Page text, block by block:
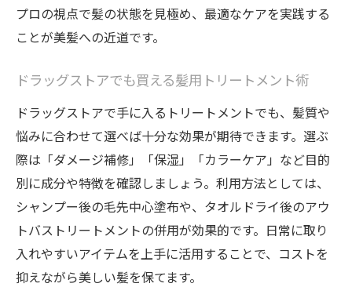
ヘアカラー後のパサつきを抑える対策
トリートメントと髪質の関係を徹底解説
性
ヘアカラーと髪質の相性を考慮したケア術
トリートメントが髪内部に与える影響
髪とトリートメントの基礎知識を学ぼう
おすすめトリートメントと髪質改善の関係
プロが解説する髪質ごとのケアポイント
洗い流すタイプのトリートメント活用法
洗い流すトリートメントの正しい使い方
プロの視点で髪の状態を見極め、最適なケアを実践する
ことが美髪への近道です。
ドラッグストアでも買える髪用トリートメント術
ドラッグストアで手に入るトリートメントでも、髪質や
悩みに合わせて選べば十分な効果が期待できます。選ぶ
際は「ダメージ補修」「保湿」「カラーケア」など目的
別に成分や特徴を確認しましょう。利用方法としては、
シャンプー後の毛先中心塗布や、タオルドライ後のアウ
トバストリートメントの併用が効果的です。日常に取り
入れやすいアイテムを上手に活用することで、コストを
抑えながら美しい髪を保てます。